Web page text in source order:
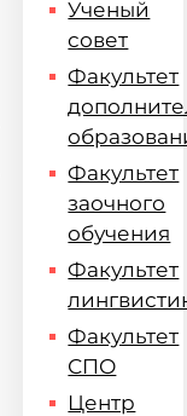
Ученый
совет
Факультет
Факультет
заочного
обучения
Факультет
Факультет
СПО
Центр